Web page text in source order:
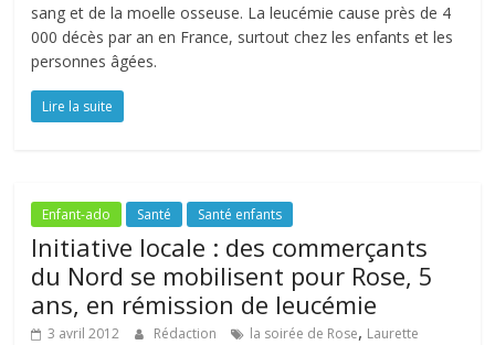
sang et de la moelle osseuse. La leucémie cause près de 4
000 décès par an en France, surtout chez les enfants et les
personnes âgées.
Lire la suite
Enfant-ado Santé Santé enfants
Initiative locale : des commerçants
du Nord se mobilisent pour Rose, 5
ans, en rémission de leucémie
3 avril 2012 Rédaction la soirée de Rose, Laurette